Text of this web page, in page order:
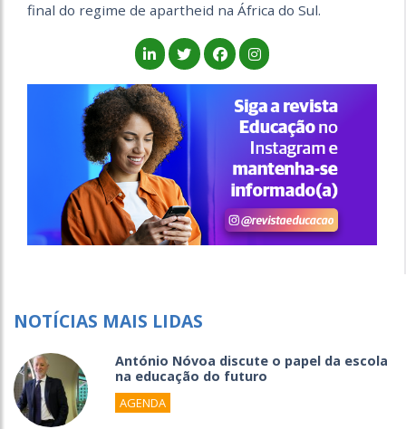
final do regime de apartheid na África do Sul.
NOTÍCIAS MAIS LIDAS
António Nóvoa discute o papel da escola
na educação do futuro
AGENDA